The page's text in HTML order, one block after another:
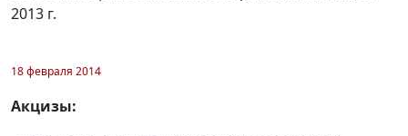
2013 г.
18 февраля 2014
Акцизы: